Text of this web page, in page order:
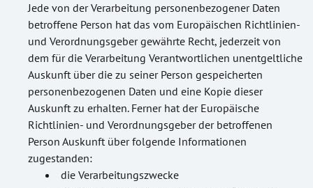
Jede von der Verarbeitung personenbezogener Daten
betroffene Person hat das vom Europäischen Richtlinien-
und Verordnungsgeber gewährte Recht, jederzeit von
dem für die Verarbeitung Verantwortlichen unentgeltliche
Auskunft über die zu seiner Person gespeicherten
personenbezogenen Daten und eine Kopie dieser
Auskunft zu erhalten. Ferner hat der Europäische
Richtlinien- und Verordnungsgeber der betroffenen
Person Auskunft über folgende Informationen
zugestanden:
die Verarbeitungszwecke